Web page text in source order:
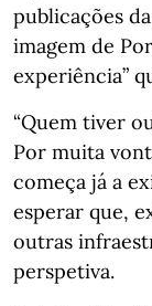
publicações
imagem de
experiência”
“Quem tiver
Por muita
começa já a
esperar que,
outras
perspetiva.